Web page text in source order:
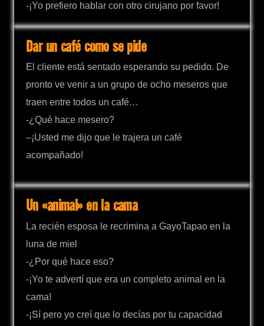
-¡Yo prefiero hablar con otro cirujano por favor!
Dar un café como se pide
El cliente está sentado esperando su pedido. De
pronto ve venir a un grupo de ocho meseros que
traen entre todos un café…
-¿Qué hace mesero?
–¡Usted me dijo que le trajera un café
acompañado!
Un «animal» en la cama
La recién esposa le recrimina a GayoTapao en la
luna de miel
-¿Por qué hace eso?
-¡Yo te advertí que era un completo animal en la
cama!
-¡Sí pero yo creí que lo decías por tu capacidad